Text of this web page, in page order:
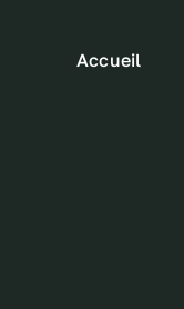
Accueil